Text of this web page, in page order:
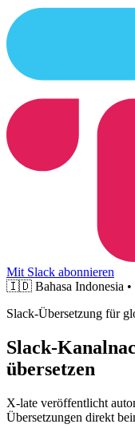
Mit Slack abonnieren
🇮🇩 Bahasa Indonesia
Slack-Übersetzung für
Slack-
übersetzen
X-late veröffentlicht
Übersetzungen direkt